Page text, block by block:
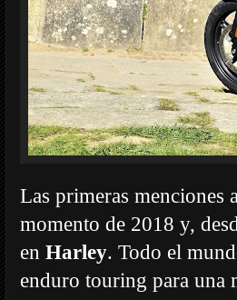
Las primeras menciones
momento de 2018 y,
en Harley. Todo el
enduro touring para una